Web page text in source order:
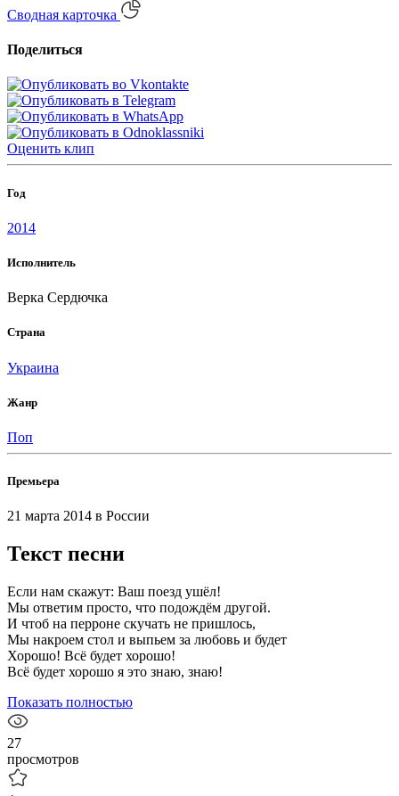
Сводная карточка
Поделиться
Оценить клип
Год
2014
Исполнитель
Верка Сердючка
Страна
Украина
Жанр
Поп
Премьера
21 марта 2014 в России
Текст песни
Если нам скажут: Ваш поезд ушёл!
Мы ответим просто, что подождём другой.
И чтоб на перроне скучать не пришлось,
Мы накроем стол и выпьем за любовь и будет
Хорошо! Всё будет хорошо!
Всё будет хорошо я это знаю, знаю!
Показать полностью
27
просмотров